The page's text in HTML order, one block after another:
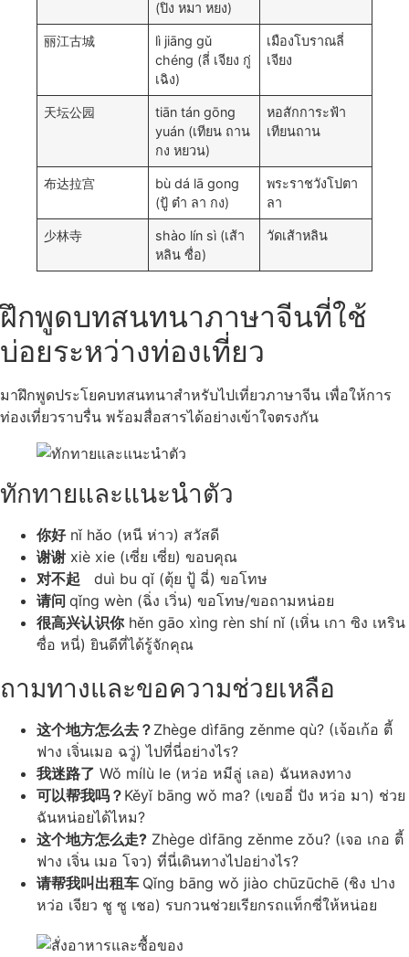
(ปิง หมา หยง)
丽江古城
lì jiāng gǔ
chéng (ลี่ เจียง กู่
เฉิง)
เมืองโบราณลี่
เจียง
天坛公园
tiān tán gōng
yuán (เทียน ถาน
กง หยวน)
หอสักการะฟ้า
เทียนถาน
布达拉宫
bù dá lā gong
(ปู้ ต๋า ลา กง)
พระราชวังโปตา
ลา
少林寺
shào lín sì (เส้า
หลิน ซื่อ)
วัดเส้าหลิน
ฝึกพูดบทสนทนาภาษาจีนที่ใช้
บ่อยระหว่างท่องเที่ยว
มาฝึกพูดประโยคบทสนทนาสำหรับไปเที่ยวภาษาจีน เพื่อให้การ
ท่องเที่ยวราบรื่น พร้อมสื่อสารได้อย่างเข้าใจตรงกัน
ทักทายและแนะนำตัว
你好nǐ hǎo (หนี ห่าว) สวัสดี
谢谢 xiè xie (เซี่ย เซี่ย) ขอบคุณ
对不起 duì bu qǐ (ตุ้ย ปู้ ฉี่) ขอโทษ
请问 qǐng wèn (ฉิ่ง เวิ่น) ขอโทษ/ขอถามหน่อย
很高兴认识你hěn gāo xìng rèn shí nǐ (เหิ่น เกา ซิง เหริน
ซื่อ หนี่) ยินดีที่ได้รู้จักคุณ
ถามทางและขอความช่วยเหลือ
这个地方怎么去？ Zhège dìfāng zěnme qù? (เจ้อเก้อ ตี้
ฟาง เจิ่นเมอ ฉวู่) ไปที่นี่อย่างไร?
我迷路了 Wǒ mílù le (หว่อ หมีลู่ เลอ) ฉันหลงทาง
可以帮我吗？ Kěyǐ bāng wǒ ma? (เขออี่ ปัง หว่อ มา) ช่วย
ฉันหน่อยได้ไหม?
这个地方怎么走? Zhège dìfāng zěnme zǒu? (เจอ เกอ ตี้
ฟาง เจิ่น เมอ โจว) ที่นี่เดินทางไปอย่างไร?
请帮我叫出租车 Qǐng bāng wǒ jiào chūzūchē (ชิง ปาง
หว่อ เจียว ชู ซู เชอ) รบกวนช่วยเรียกรถแท็กซี่ให้หน่อย